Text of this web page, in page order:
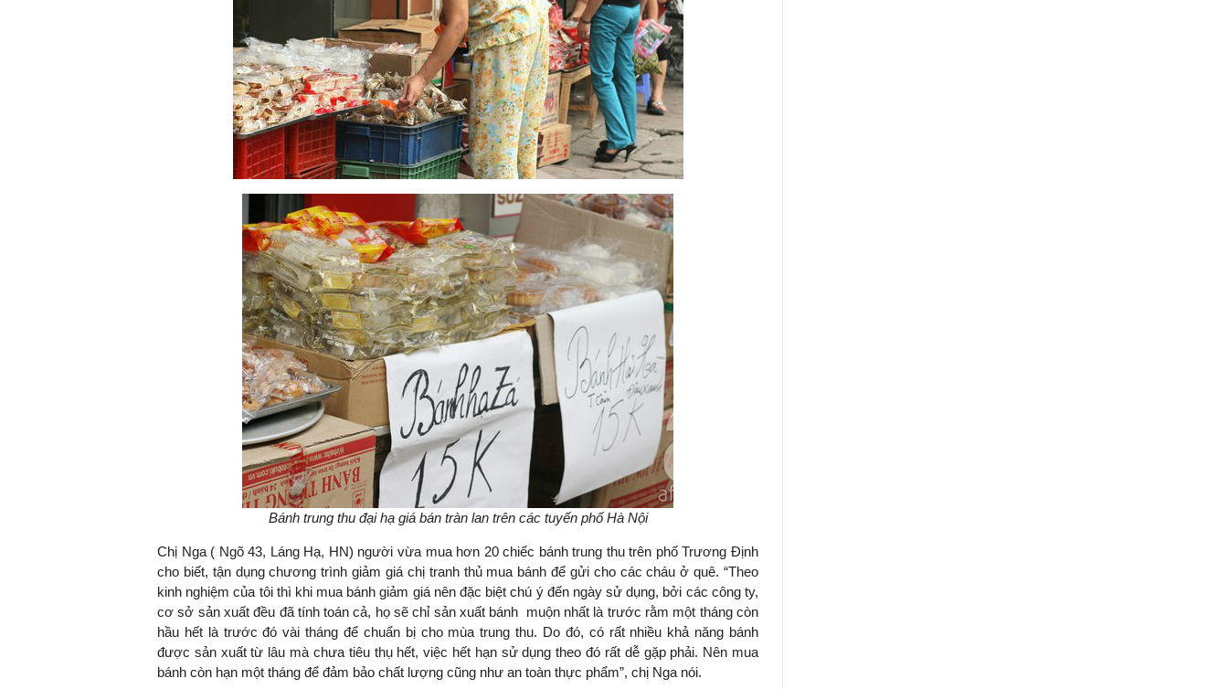
Bánh trung thu đại hạ giá bán tràn lan trên các tuyến phố Hà Nội
Chị Nga ( Ngõ 43, Láng Hạ, HN) người vừa mua hơn 20 chiếc bánh trung thu trên phố Trương Định
cho biết, tận dụng chương trình giảm giá chị tranh thủ mua bánh để gửi cho các cháu ở quê. “Theo
kinh nghiệm của tôi thì khi mua bánh giảm giá nên đặc biệt chú ý đến ngày sử dụng, bởi các công ty,
cơ sở sản xuất đều đã tính toán cả, họ sẽ chỉ sản xuất bánh muộn nhất là trước rằm một tháng còn
hầu hết là trước đó vài tháng để chuẩn bị cho mùa trung thu. Do đó, có rất nhiều khả năng bánh
được sản xuất từ lâu mà chưa tiêu thụ hết, việc hết hạn sử dụng theo đó rất dễ gặp phải. Nên mua
bánh còn hạn một tháng để đảm bảo chất lượng cũng như an toàn thực phẩm”, chị Nga nói.